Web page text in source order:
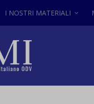
I NOSTRI MATERIALI